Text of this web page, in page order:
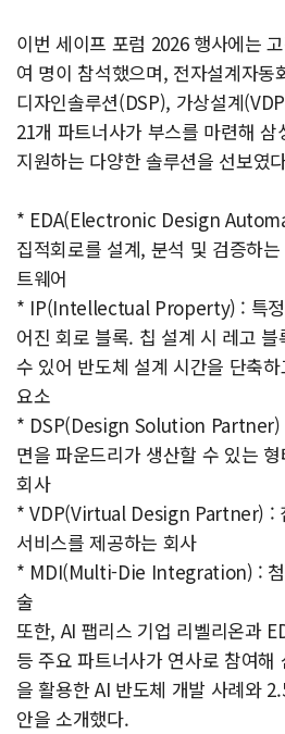
이번 세이프 포럼 2026 행사에는
여 명이 참석했으며, 전자설계자동
디자인솔루션(DSP), 가상설계
21개 파트너사가 부스를 마련해
지원하는 다양한 솔루션을 선보였
* EDA(Electronic Design
집적회로를 설계, 분석 및 검증하
트웨어
* IP(Intellectual Property) : 특정
어진 회로 블록. 칩 설계 시 레고
수 있어 반도체 설계 시간을 단축
요소
* DSP(Design Solution Partner)
면을 파운드리가 생산할 수 있는
회사
* VDP(Virtual Design Partner) :
서비스를 제공하는 회사
* MDI(Multi-Die Integration) : 첨
술
또한, AI 팹리스 기업 리벨리온과
등 주요 파트너사가 연사로 참여해
을 활용한 AI 반도체 개발 사례와
안을 소개했다.